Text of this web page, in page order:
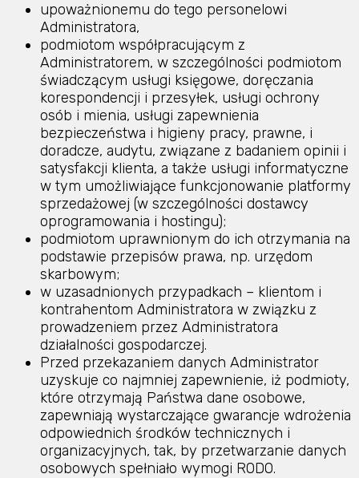
upoważnionemu do tego personelowi
Administratora,
podmiotom współpracującym z
Administratorem, w szczególności podmiotom
świadczącym usługi księgowe, doręczania
korespondencji i przesyłek, usługi ochrony
osób i mienia, usługi zapewnienia
bezpieczeństwa i higieny pracy, prawne, i
doradcze, audytu, związane z badaniem opinii i
satysfakcji klienta, a także usługi informatyczne
w tym umożliwiające funkcjonowanie platformy
sprzedażowej (w szczególności dostawcy
oprogramowania i hostingu);
podmiotom uprawnionym do ich otrzymania na
podstawie przepisów prawa, np. urzędom
skarbowym;
w uzasadnionych przypadkach – klientom i
kontrahentom Administratora w związku z
prowadzeniem przez Administratora
działalności gospodarczej.
Przed przekazaniem danych Administrator
uzyskuje co najmniej zapewnienie, iż podmioty,
które otrzymają Państwa dane osobowe,
zapewniają wystarczające gwarancje wdrożenia
odpowiednich środków technicznych i
organizacyjnych, tak, by przetwarzanie danych
osobowych spełniało wymogi RODO.